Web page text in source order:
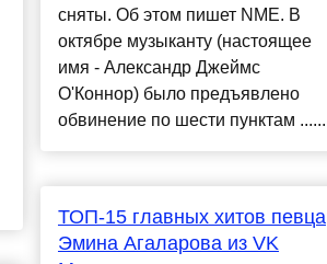
сняты. Об этом пишет NME. В
октябре музыканту (настоящее
имя - Александр Джеймс
О'Коннор) было предъявлено
обвинение по шести пунктам ......
ТОП-15 главных хитов певца
Эмина Агаларова из VK